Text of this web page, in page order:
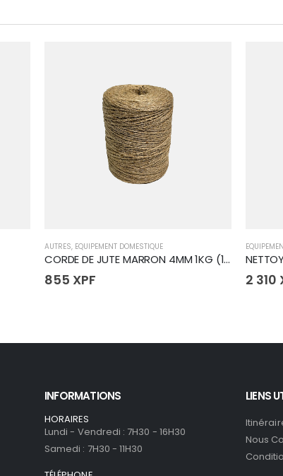
AUTRES, EQUIPEMENT DOMESTIQUE
CORDE DE JUTE MARRON 4MM 1KG (16)
855 XPF 2 310
INFORMATIONS
HORAIRES
Lundi - Vendredi : 7H30 - 16H30
Samedi : 7H30 - 11H30
LIENS
Nous